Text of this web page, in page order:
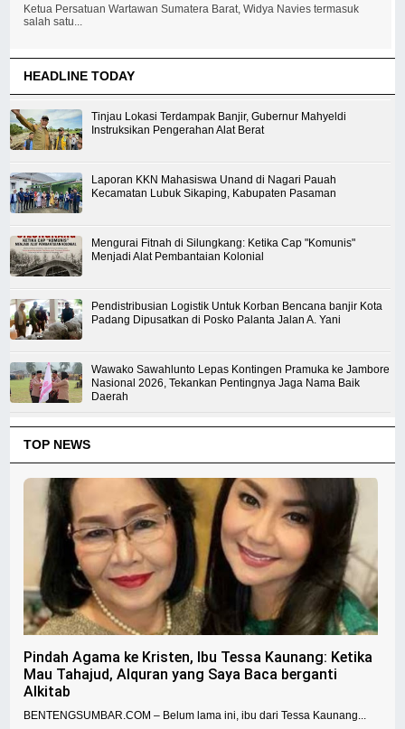
Ketua Persatuan Wartawan Sumatera Barat, Widya Navies termasuk
salah satu...
HEADLINE TODAY
Tinjau Lokasi Terdampak Banjir, Gubernur Mahyeldi
Instruksikan Pengerahan Alat Berat
Laporan KKN Mahasiswa Unand di Nagari Pauah
Kecamatan Lubuk Sikaping, Kabupaten Pasaman
Mengurai Fitnah di Silungkang: Ketika Cap "Komunis"
Menjadi Alat Pembantaian Kolonial
Pendistribusian Logistik Untuk Korban Bencana banjir Kota
Padang Dipusatkan di Posko Palanta Jalan A. Yani
Wawako Sawahlunto Lepas Kontingen Pramuka ke Jambore
Nasional 2026, Tekankan Pentingnya Jaga Nama Baik
Daerah
TOP NEWS
Pindah Agama ke Kristen, Ibu Tessa Kaunang: Ketika
Mau Tahajud, Alquran yang Saya Baca berganti
Alkitab
BENTENGSUMBAR.COM – Belum lama ini, ibu dari Tessa Kaunang...